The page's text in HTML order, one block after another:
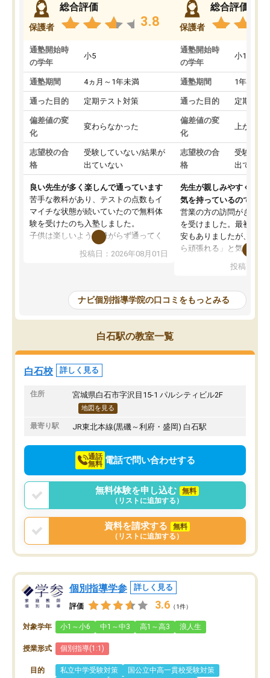
保護者
総合評価
3.8
通塾開始時
の学年
小5
通塾期間 4ヵ月～1年未満
通った目的 定期テスト対策
偏差値の変
化
変わらなかった
志望校の合
格
受験していない/結果が
出ていない
良い先生が多く楽しんで通っています
苦手な教科があり、テストの点数もイ
マイチな状態が続いていたので無料体
験を受けたのち入塾しました。
子供は楽しいようで嫌がらず通ってく
先生は良い方が多く、いつも笑顔で対
教室は少し狭い印象なので夜の時間帯
など生徒さんが多い時間帯は手狭では
ないかな？と感じます。
また駅前にあるのでアクセスは良いで
すが駐車場がないのでお迎えの際に近
隣のコインパーキングを利用または路
上駐車をするしかない点が少し不便で
投稿日：2026年08月01日
保護者
総合評価
通塾開始時
の学年
小1
通塾期間 1年以上
通った目的 定期テス
偏差値の変
化
上がった
志望校の合
格
受験して
出ていな
先生が親しみやすく勉強
気を持っているので安心
営業の方の訪問がきっか
を受けました。最初は続
安もありましたが、子ど
ら頑張れる」と気に入り
ても分かりやすく、学
方を丁寧に教えてくださ
が深まっていると感じま
熱心で、一人ひとりの苦
前より勉強に前向きに取
りたいと思える塾です。
投稿日：
ナビ個別指導学院の口コミをもっとみる
白石駅の教室一覧
白石校 詳しく見る
住所 宮城県白石市字沢目15-1 パルシティビル2F
地図を見る
最寄り駅 JR東北本線(黒磯～利府・盛岡) 白石駅
通話
無料 電話で問い合わせする
無料体験を申し込む
無料
（リストに追加する）
資料を請求する
無料
（リストに追加する）
個別指導学参 詳しく見る
評価 3.6 （1件）
対象学年 小1～小6 中1～中3 高1～高3 浪人生
授業形式 個別指導(1:1)
目的 私立中学受験対策
国公立中高一貫校受験対策